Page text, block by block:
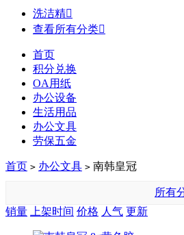
洗洁精
查看所有分类
首页
积分兑换
OA用纸
办公设备
生活用品
办公文具
劳保五金
首页 > 办公文具 > 南韩皇冠
所有
销量
上架时间 价格 人气 更新